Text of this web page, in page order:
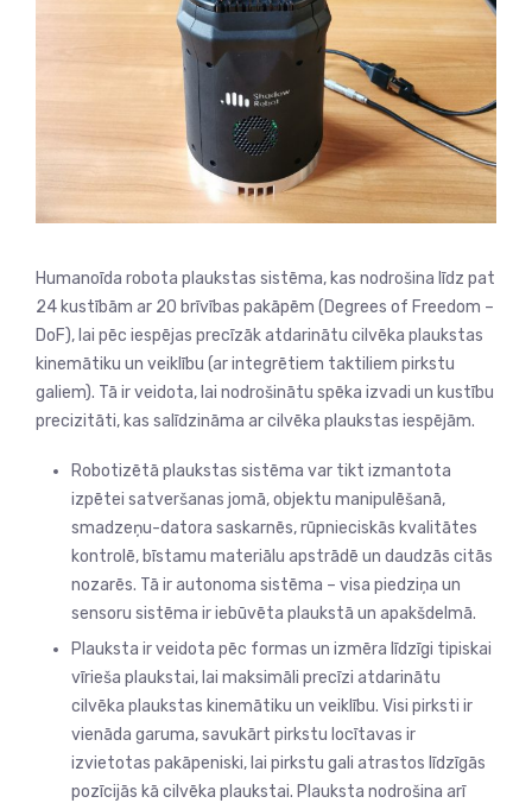
Humanoīda robota plaukstas sistēma, kas nodrošina līdz pat
24 kustībām ar 20 brīvības pakāpēm (Degrees of Freedom –
DoF), lai pēc iespējas precīzāk atdarinātu cilvēka plaukstas
kinemātiku un veiklību (ar integrētiem taktiliem pirkstu
galiem). Tā ir veidota, lai nodrošinātu spēka izvadi un kustību
precizitāti, kas salīdzināma ar cilvēka plaukstas iespējām.
Robotizētā plaukstas sistēma var tikt izmantota
izpētei satveršanas jomā, objektu manipulēšanā,
smadzeņu-datora saskarnēs, rūpnieciskās kvalitātes
kontrolē, bīstamu materiālu apstrādē un daudzās citās
nozarēs. Tā ir autonoma sistēma – visa piedziņa un
sensoru sistēma ir iebūvēta plaukstā un apakšdelmā.
Plauksta ir veidota pēc formas un izmēra līdzīgi tipiskai
vīrieša plaukstai, lai maksimāli precīzi atdarinātu
cilvēka plaukstas kinemātiku un veiklību. Visi pirksti ir
vienāda garuma, savukārt pirkstu locītavas ir
izvietotas pakāpeniski, lai pirkstu gali atrastos līdzīgās
pozīcijās kā cilvēka plaukstai. Plauksta nodrošina arī